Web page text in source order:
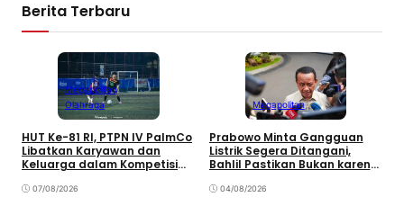
Berita Terbaru
Megapolitan
Olahraga
HUT Ke-81 RI, PTPN IV PalmCo
Libatkan Karyawan dan
Keluarga dalam Kompetisi
07/08/2026
Megapolitan
Prabowo Minta Gangguan
Listrik Segera Ditangani,
Bahlil Pastikan Bukan karena
04/08/2026